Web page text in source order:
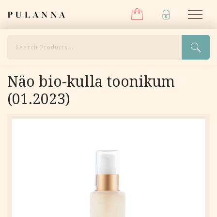
sisu
Menüü
Näo bio-kulla toonikum
(01.2023)